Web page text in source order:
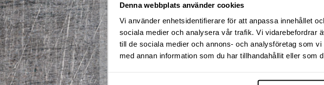
Denna webbplats använder cookies
Vi använder enhetsidentifierare för att anpassa innehållet
sociala medier och analysera vår trafik. Vi vidarebefordrar
till de sociala medier och annons- och analysföretag som
med annan information som du har tillhandahållit eller som
Hej och välkomna till höstterminens andra del på
Klättringskursen vänder sig till dig som vill kunna
Vi utbildar både i bouldering och topprepklättring.
klättra!
Våra erfarna instruktörer hjälper dig att utvecklas